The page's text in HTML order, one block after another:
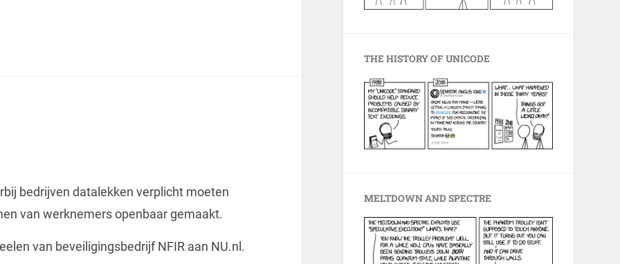
bedrijven datalekken verplicht moeten
van werknemers openbaar gemaakt.
van beveiligingsbedrijf NFIR aan NU.nl.
THE HISTORY OF UNICODE
MELTDOWN AND SPECTRE